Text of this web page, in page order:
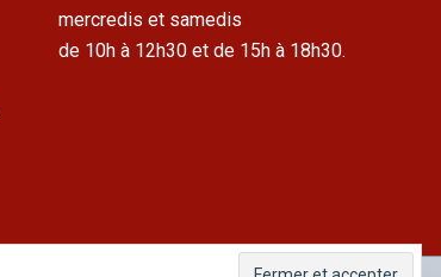
mercredis et samedis
de 10h à 12h30 et de 15h à 18h30.